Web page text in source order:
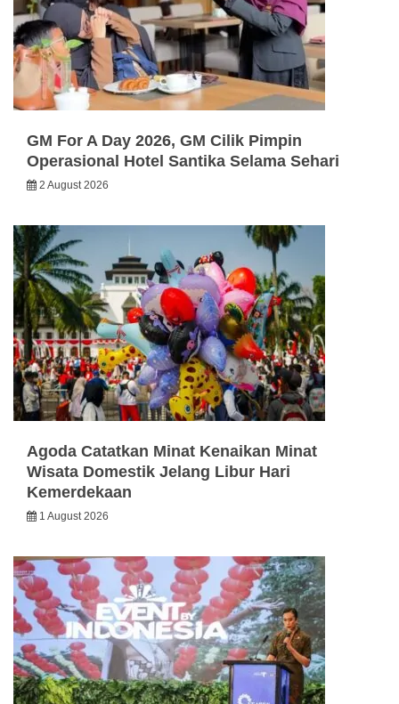
GM For A Day 2026, GM Cilik Pimpin
Operasional Hotel Santika Selama Sehari
2 August 2026
Agoda Catatkan Minat Kenaikan Minat
Wisata Domestik Jelang Libur Hari
Kemerdekaan
1 August 2026